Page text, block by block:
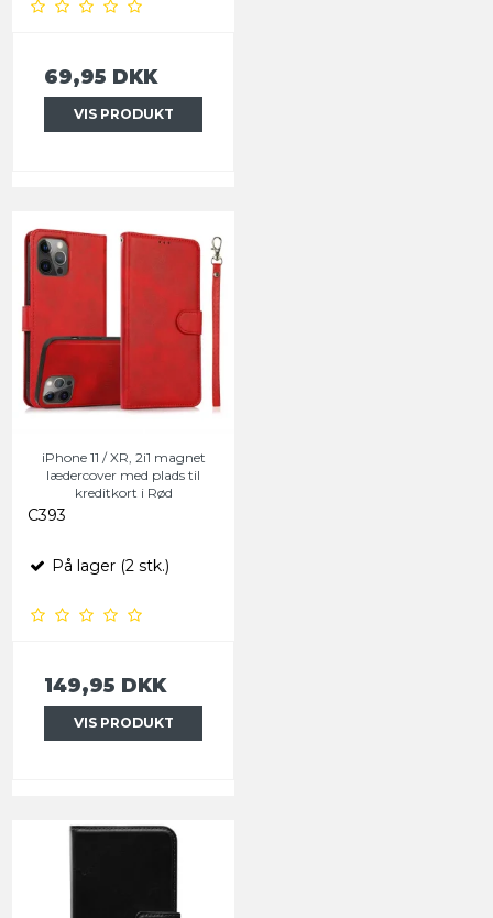
69,95 DKK
VIS PRODUKT
iPhone 11 / XR, 2i1 magnet
lædercover med plads til
kreditkort i Rød
C393
På lager (2 stk.)
149,95 DKK
VIS PRODUKT